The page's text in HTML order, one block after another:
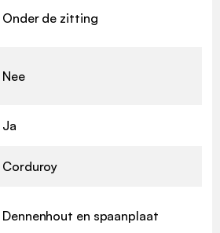
Onder de zitting
Nee
Ja
Corduroy
Dennenhout en spaanplaat